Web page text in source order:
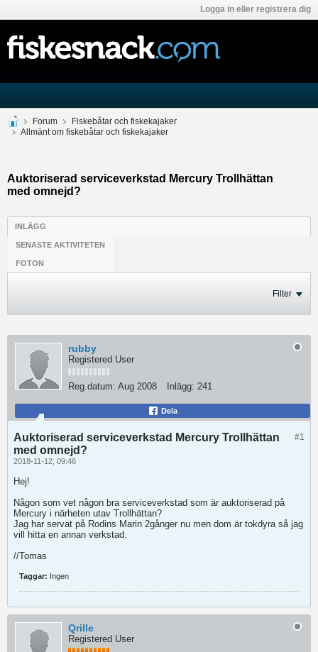
Logga in eller registrera dig
Forum
Fiskebåtar och fiskekajaker
Allmänt om fiskebåtar och fiskekajaker
Auktoriserad serviceverkstad Mercury Trollhättan
med omnejd?
INLÄGG
SENASTE AKTIVITETEN
FOTON
Filter
rubby
Registered User
Reg.datum: Aug 2008 Inlägg: 241
Dela
#1
Auktoriserad serviceverkstad Mercury Trollhättan
med omnejd?
2018-11-12, 09:46
Hej!
Någon som vet någon bra serviceverkstad som är auktoriserad på
Mercury i närheten utav Trollhättan?
Jag har servat på Rodins Marin 2gånger nu men dom är tokdyra så jag
vill hitta en annan verkstad.
//Tomas
Taggar: Ingen
Qrille
Registered User